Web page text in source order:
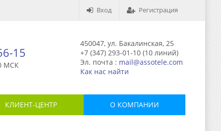
Вход Регистрация
15
МСК
450047, ул. Бакалинская, 25
+7 (347) 293-01-10 (10 линий)
Эл. почта : mail@assotele.com
Как нас найти
КЛИЕНТ-ЦЕНТР О КОМПАНИИ